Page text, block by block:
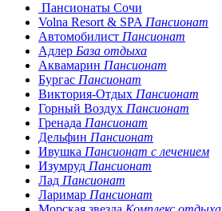
Пансионаты Сочи
Volna Resort & SPA Пансионат
Автомобилист Пансионат
Адлер База отдыха
Аквамарин Пансионат
Бургас Пансионат
Виктория-Отдых Пансионат
Горный Воздух Пансионат
Гренада Пансионат
Дельфин Пансионат
Ивушка Пансионат с лечением
Изумруд Пансионат
Лад Пансионат
Ларимар Пансионат